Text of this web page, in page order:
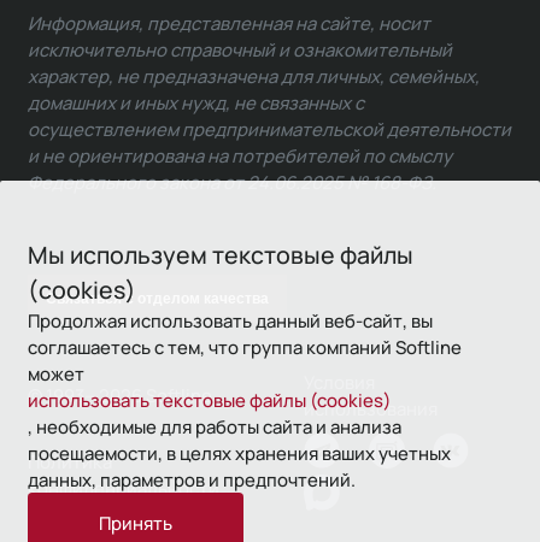
Мы используем текстовые файлы
(cookies)
Продолжая использовать данный веб-сайт, вы
соглашаетесь с тем, что группа компаний Softline
может
использовать текстовые файлы (cookies)
, необходимые для работы сайта и анализа
посещаемости, в целях хранения ваших учетных
данных, параметров и предпочтений.
Принять
Связаться с отделом качества
Информация, представленная на сайте, носит
исключительно справочный и ознакомительный
характер, не предназначена для личных, семейных,
домашних и иных нужд, не связанных с
осуществлением предпринимательской деятельности
и не ориентирована на потребителей по смыслу
Федерального закона от 24.06.2025 № 168-ФЗ.
© 1993—2026 Softline
использования
Политика
конфиденциальности